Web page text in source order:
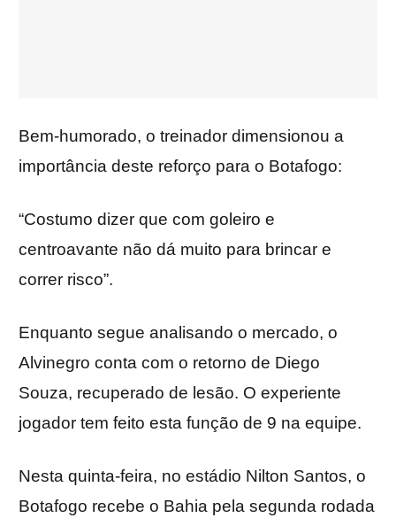
Bem-humorado, o treinador dimensionou a
importância deste reforço para o Botafogo:
“Costumo dizer que com goleiro e
centroavante não dá muito para brincar e
correr risco”.
Enquanto segue analisando o mercado, o
Alvinegro conta com o retorno de Diego
Souza, recuperado de lesão. O experiente
jogador tem feito esta função de 9 na equipe.
Nesta quinta-feira, no estádio Nilton Santos, o
Botafogo recebe o Bahia pela segunda rodada